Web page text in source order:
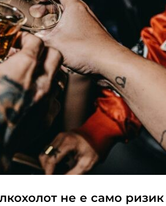
не е само ризик